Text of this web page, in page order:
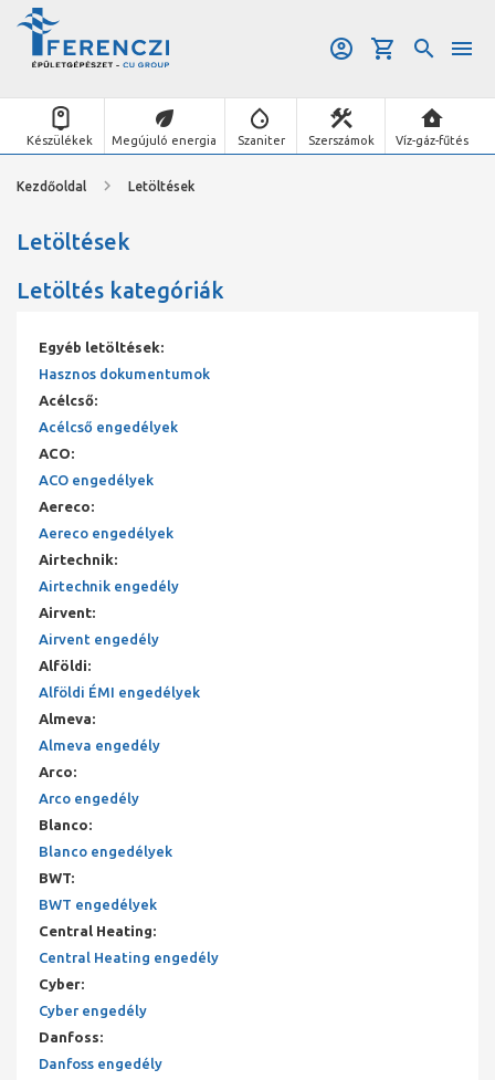
Készülékek Megújuló energia Szaniter Szerszámok Víz-gáz-fűtés
Kezdőoldal Letöltések
Letöltések
Letöltés kategóriák
Egyéb letöltések:
Hasznos dokumentumok
Acélcső:
Acélcső engedélyek
ACO:
ACO engedélyek
Aereco:
Aereco engedélyek
Airtechnik:
Airtechnik engedély
Airvent:
Airvent engedély
Alföldi:
Alföldi ÉMI engedélyek
Almeva:
Almeva engedély
Arco:
Arco engedély
Blanco:
Blanco engedélyek
BWT:
BWT engedélyek
Central Heating:
Central Heating engedély
Cyber:
Cyber engedély
Danfoss:
Danfoss engedély